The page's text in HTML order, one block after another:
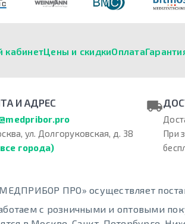
кабинетЦены и скидкиОплата
И АДРЕС
ул. Долгоруковская, д. 38
города)
При
ПРО» осуществляет
с розничными и оптовыми